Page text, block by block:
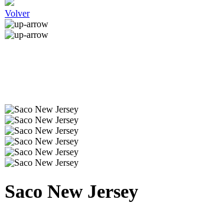
Volver
Saco New Jersey